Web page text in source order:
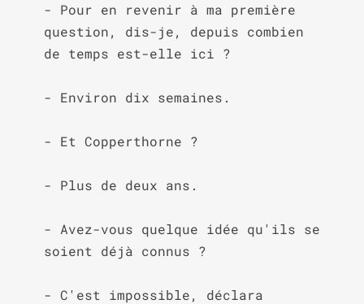
- Pour en revenir à ma première
question, dis-je, depuis combien
de temps est-elle ici ?
- Environ dix semaines.
- Et Copperthorne ?
- Plus de deux ans.
- Avez-vous quelque idée qu'ils se
soient déjà connus ?
- C'est impossible, déclara